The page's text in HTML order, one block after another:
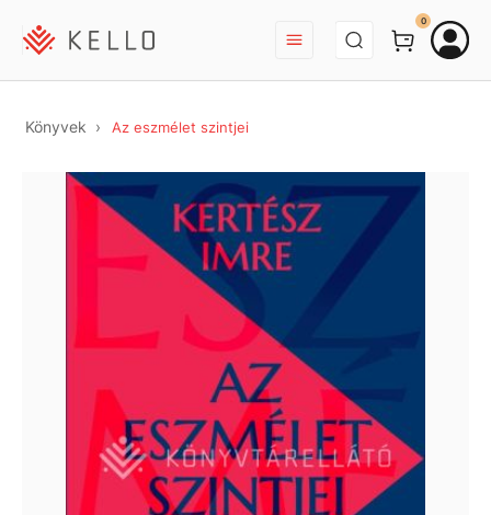
BEJELENTKEZÉS
0
Könyvek Az eszmélet szintjei